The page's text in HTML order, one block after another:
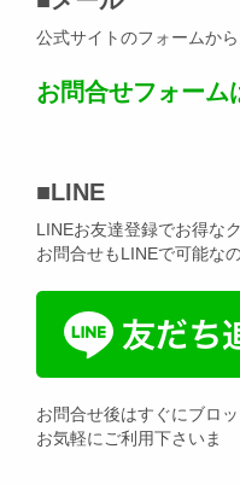
公式サイトのフォームか
お問合せフォーム
■LINE
LINEお友達登録でお得な
お問合せもLINEで可能な
お問合せ後はすぐにブロ
お気軽にご利用下さいま